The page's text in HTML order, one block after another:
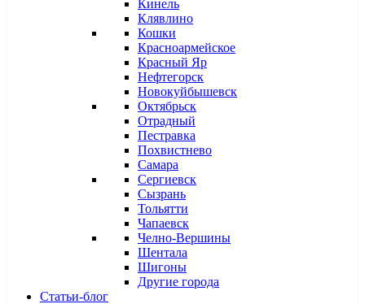
Кинель
Клявлино
Кошки
Красноармейское
Красный Яр
Нефтегорск
Новокуйбышевск
Октябрьск
Отрадный
Пестравка
Похвистнево
Самара
Сергиевск
Сызрань
Тольятти
Чапаевск
Челно-Вершины
Шентала
Шигоны
Другие города
Статьи-блог